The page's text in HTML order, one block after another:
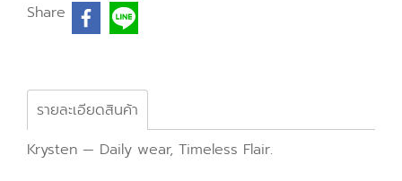
Share
รายละเอียดสินค้า
Krysten — Daily wear, Timeless Flair.